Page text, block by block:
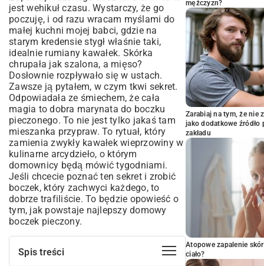
jest wehikuł czasu. Wystarczy, że go
poczuję, i od razu wracam myślami do
małej kuchni mojej babci, gdzie na
starym kredensie stygł właśnie taki,
idealnie rumiany kawałek. Skórka
chrupała jak szalona, a mięso?
Dosłownie rozpływało się w ustach.
Zawsze ją pytałem, w czym tkwi sekret.
Odpowiadała ze śmiechem, że cała
magia to dobra marynata do boczku
pieczonego. To nie jest tylko jakaś tam
mieszanka przypraw. To rytuał, który
zamienia zwykły kawałek wieprzowiny w
kulinarne arcydzieło, o którym
domownicy będą mówić tygodniami.
Jeśli chcecie poznać ten sekret i zrobić
boczek, który zachwyci każdego, to
dobrze trafiliście. To będzie opowieść o
tym, jak powstaje najlepszy domowy
boczek pieczony.
Spis treści
mężczyzn?
Zarabiaj na tym, że nie
jako dodatkowe
zakładu
Atopowe zapalenie
ciało?